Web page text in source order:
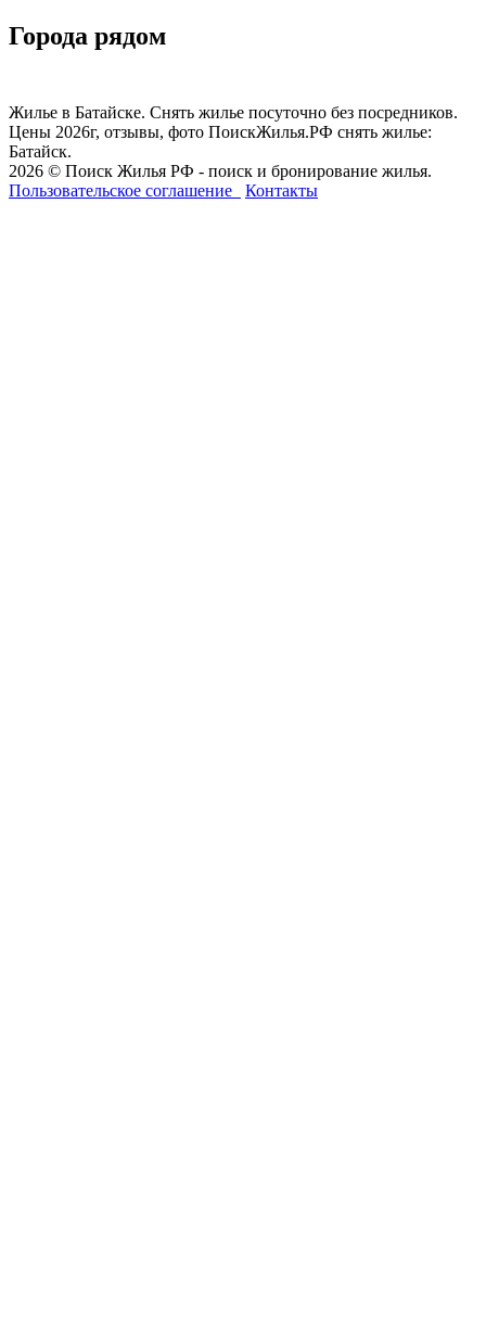
Города рядом
Жилье в Батайске. Снять жилье посуточно без посредников.
Цены 2026г, отзывы, фото ПоискЖилья.РФ снять жилье:
Батайск.
2026 © Поиск Жилья РФ - поиск и бронирование жилья.
Пользовательское соглашение
Контакты